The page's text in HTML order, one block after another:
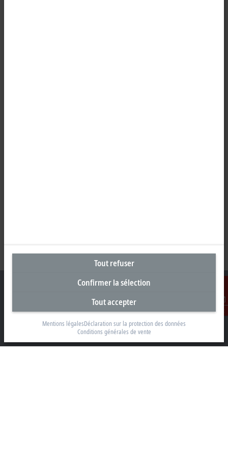
Contact
Siège social Suisse
Rheinweg 7
Tout refuser
Confirmer la sélection
Tout accepter
Mentions légalesDéclaration sur la protection des données
Conditions générales de vente